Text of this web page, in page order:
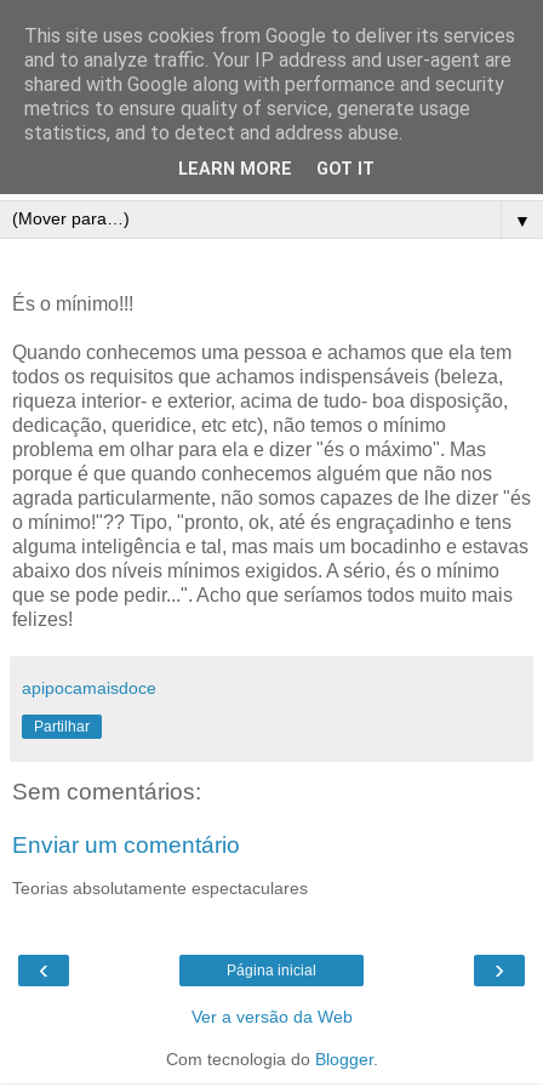
▼
És o mínimo!!!
Quando conhecemos uma pessoa e achamos que ela tem
todos os requisitos que achamos indispensáveis (beleza,
riqueza interior- e exterior, acima de tudo- boa disposição,
dedicação, queridice, etc etc), não temos o mínimo
problema em olhar para ela e dizer "és o máximo". Mas
porque é que quando conhecemos alguém que não nos
agrada particularmente, não somos capazes de lhe dizer "és
o mínimo!"?? Tipo, "pronto, ok, até és engraçadinho e tens
alguma inteligência e tal, mas mais um bocadinho e estavas
abaixo dos níveis mínimos exigidos. A sério, és o mínimo
que se pode pedir...". Acho que seríamos todos muito mais
felizes!
apipocamaisdoce
Partilhar
Sem comentários:
Enviar um comentário
Teorias absolutamente espectaculares
‹ ›
Página inicial
Ver a versão da Web
Com tecnologia do Blogger.
This site uses cookies from Google to deliver its services
and to analyze traffic. Your IP address and user-agent are
shared with Google along with performance and security
metrics to ensure quality of service, generate usage
statistics, and to detect and address abuse.
LEARN MORE GOT IT